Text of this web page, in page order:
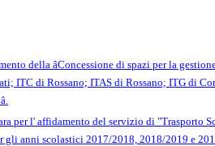
della âConcessione di spazi per la
ITC di Rossano; ITAS di Rossano; ITG di
per l' affidamento del servizio di "Trasporto
anni scolastici 2017/2018, 2018/2019 e